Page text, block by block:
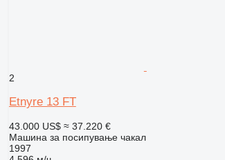
2
Etnyre 13 FT
43.000 US$ ≈ 37.220 €
Машина за посипување чакал
1997